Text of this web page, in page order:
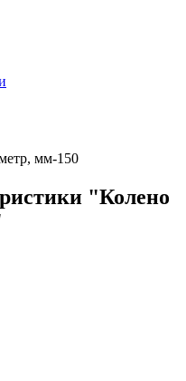
мм-150
"Колено